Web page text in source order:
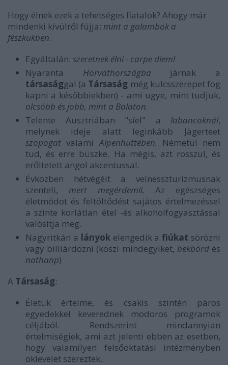
Hogy élnek ezek a tehetséges fiatalok? Ahogy már
mindenki kívülről fújja: mint a galambok a
fészkükben.
Egyáltalán: szeretnek élni - carpe diem!
Nyaranta Horváthországba járnak a
társasággal (a Társaság még kulcsszerepet fog
kapni a későbbiekben) - ami ugye, mint tudjuk,
olcsóbb és jobb, mint a Balaton.
Telente Ausztriában "síel" a labancoknál,
melynek ideje alatt leginkább Jägerteet
szopogatvalamiAlpenhüttében. Németül nem
tud, és erre büszke. Ha mégis, azt rosszul, és
erőltetett angol akcentussal.
Évközben hétvégéit a velnesszturizmusnak
szenteli, mert megérdemli. Az egészséges
életmódot és feltöltődést sajátos értelmezéssel
a szinte korlátlan étel -és alkoholfogyasztással
valósítja meg.
Nagyritkán a lányokelengedik afiúkat sörözni
vagy billiárdozni (köszi mindegyiket, bekbórd és
nathanp)
A Társaság:
Életük értelme, és csakis szintén páros
egyedekkel keverednek modoros programok
céljából. Rendszerint mindannyian
értelmiségiek, ami azt jelenti ebben az esetben,
hogy valamilyen felsőoktatási intézményben
oklevelet szereztek.